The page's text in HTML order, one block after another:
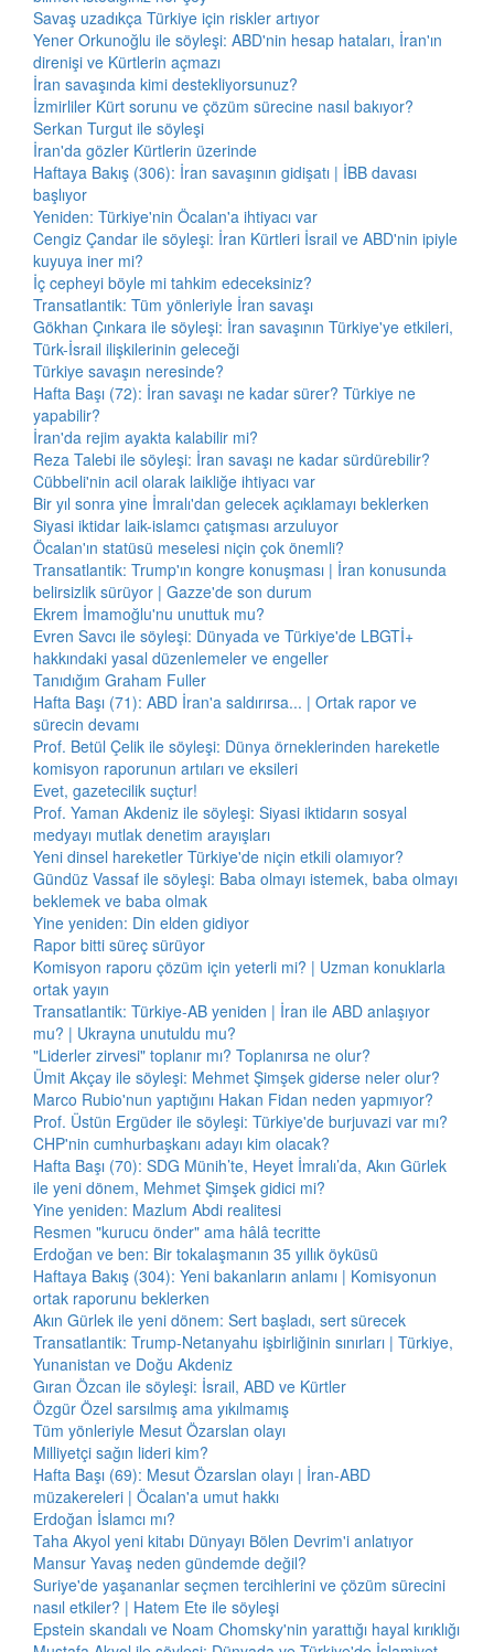
Savaş uzadıkça Türkiye için riskler artıyor
Yener Orkunoğlu ile söyleşi: ABD'nin hesap hataları, İran'ın
direnişi ve Kürtlerin açmazı
İran savaşında kimi destekliyorsunuz?
İzmirliler Kürt sorunu ve çözüm sürecine nasıl bakıyor?
Serkan Turgut ile söyleşi
İran'da gözler Kürtlerin üzerinde
Haftaya Bakış (306): İran savaşının gidişatı | İBB davası
başlıyor
Yeniden: Türkiye'nin Öcalan'a ihtiyacı var
Cengiz Çandar ile söyleşi: İran Kürtleri İsrail ve ABD'nin ipiyle
kuyuya iner mi?
İç cepheyi böyle mi tahkim edeceksiniz?
Transatlantik: Tüm yönleriyle İran savaşı
Gökhan Çınkara ile söyleşi: İran savaşının Türkiye'ye etkileri,
Türk-İsrail ilişkilerinin geleceği
Türkiye savaşın neresinde?
Hafta Başı (72): İran savaşı ne kadar sürer? Türkiye ne
yapabilir?
İran'da rejim ayakta kalabilir mi?
Reza Talebi ile söyleşi: İran savaşı ne kadar sürdürebilir?
Cübbeli'nin acil olarak laikliğe ihtiyacı var
Bir yıl sonra yine İmralı'dan gelecek açıklamayı beklerken
Siyasi iktidar laik-islamcı çatışması arzuluyor
Öcalan'ın statüsü meselesi niçin çok önemli?
Transatlantik: Trump'ın kongre konuşması | İran konusunda
belirsizlik sürüyor | Gazze'de son durum
Ekrem İmamoğlu'nu unuttuk mu?
Evren Savcı ile söyleşi: Dünyada ve Türkiye'de LBGTİ+
hakkındaki yasal düzenlemeler ve engeller
Tanıdığım Graham Fuller
Hafta Başı (71): ABD İran'a saldırırsa... | Ortak rapor ve
sürecin devamı
Prof. Betül Çelik ile söyleşi: Dünya örneklerinden hareketle
komisyon raporunun artıları ve eksileri
Evet, gazetecilik suçtur!
Prof. Yaman Akdeniz ile söyleşi: Siyasi iktidarın sosyal
medyayı mutlak denetim arayışları
Yeni dinsel hareketler Türkiye'de niçin etkili olamıyor?
Gündüz Vassaf ile söyleşi: Baba olmayı istemek, baba olmayı
beklemek ve baba olmak
Yine yeniden: Din elden gidiyor
Rapor bitti süreç sürüyor
Komisyon raporu çözüm için yeterli mi? | Uzman konuklarla
ortak yayın
Transatlantik: Türkiye-AB yeniden | İran ile ABD anlaşıyor
mu? | Ukrayna unutuldu mu?
"Liderler zirvesi" toplanır mı? Toplanırsa ne olur?
Ümit Akçay ile söyleşi: Mehmet Şimşek giderse neler olur?
Marco Rubio'nun yaptığını Hakan Fidan neden yapmıyor?
Prof. Üstün Ergüder ile söyleşi: Türkiye'de burjuvazi var mı?
CHP'nin cumhurbaşkanı adayı kim olacak?
Hafta Başı (70): SDG Münih’te, Heyet İmralı’da, Akın Gürlek
ile yeni dönem, Mehmet Şimşek gidici mi?
Yine yeniden: Mazlum Abdi realitesi
Resmen "kurucu önder" ama hâlâ tecritte
Erdoğan ve ben: Bir tokalaşmanın 35 yıllık öyküsü
Haftaya Bakış (304): Yeni bakanların anlamı | Komisyonun
ortak raporunu beklerken
Akın Gürlek ile yeni dönem: Sert başladı, sert sürecek
Transatlantik: Trump-Netanyahu işbirliğinin sınırları | Türkiye,
Yunanistan ve Doğu Akdeniz
Gıran Özcan ile söyleşi: İsrail, ABD ve Kürtler
Özgür Özel sarsılmış ama yıkılmamış
Tüm yönleriyle Mesut Özarslan olayı
Milliyetçi sağın lideri kim?
Hafta Başı (69): Mesut Özarslan olayı | İran-ABD
müzakereleri | Öcalan'a umut hakkı
Erdoğan İslamcı mı?
Taha Akyol yeni kitabı Dünyayı Bölen Devrim'i anlatıyor
Mansur Yavaş neden gündemde değil?
Suriye'de yaşananlar seçmen tercihlerini ve çözüm sürecini
nasıl etkiler? | Hatem Ete ile söyleşi
Epstein skandalı ve Noam Chomsky'nin yarattığı hayal kırıklığı